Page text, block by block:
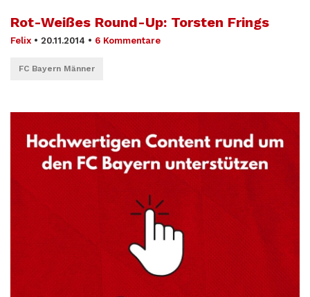
Rot-Weißes Round-Up: Torsten Frings
Felix • 20.11.2014 • 6 Kommentare
FC Bayern Männer